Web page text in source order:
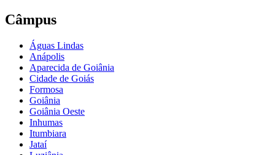
Câmpus
Águas Lindas
Anápolis
Aparecida de Goiânia
Cidade de Goiás
Formosa
Goiânia
Goiânia Oeste
Inhumas
Itumbiara
Jataí